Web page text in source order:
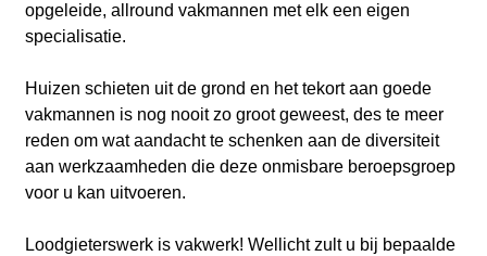
opgeleide, allround vakmannen met elk een eigen
specialisatie.
Huizen schieten uit de grond en het tekort aan goede
vakmannen is nog nooit zo groot geweest, des te meer
reden om wat aandacht te schenken aan de diversiteit
aan werkzaamheden die deze onmisbare beroepsgroep
voor u kan uitvoeren.
Loodgieterswerk is vakwerk! Wellicht zult u bij bepaalde